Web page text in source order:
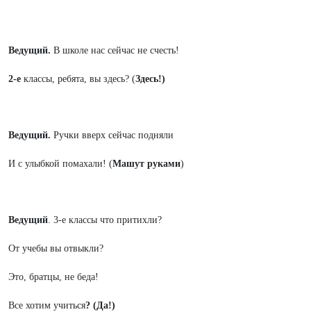
Ведущий. В школе нас сейчас не счесть!
2-е классы, ребята, вы здесь? (Здесь!)
Ведущий. Ручки вверх сейчас подняли
И с улыбкой помахали! (Машут руками)
Ведущий. 3-е классы что притихли?
От учебы вы отвыкли?
Это, братцы, не беда!
Все хотим учиться? (Да!)